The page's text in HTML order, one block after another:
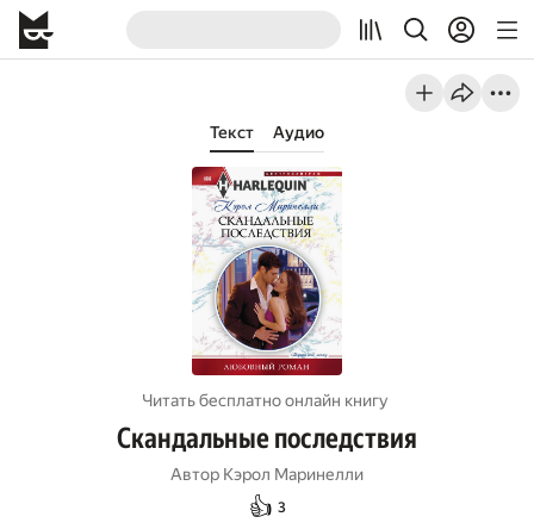
Текст Аудио
Читать бесплатно онлайн книгу
Скандальные последствия
Автор Кэрол Маринелли
👍 3